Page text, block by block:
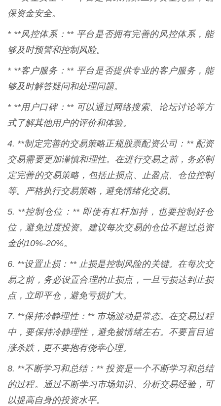
保资金安全。
* **风控体系：** 平台是否拥有完善的风控体系，能
够及时预警和控制风险。
* **客户服务：** 平台是否提供专业的客户服务，能
够及时解答疑问和处理问题。
* **用户口碑：** 可以通过网络搜索、论坛讨论等方
式了解其他用户的评价和体验。
4. **制定完善的交易策略正规股票配资公司：** 配资
交易需要更加谨慎和理性。在进行交易之前，务必制
定完善的交易策略，包括止损点、止盈点、仓位控制
等。严格执行交易策略，避免情绪化交易。
5. **控制仓位：** 即使有杠杆加持，也要控制好仓
位，避免过度投资。建议每次交易的仓位不超过总资
金的10%-20%。
6. **设置止损：** 止损是控制风险的关键。在每次交
易之前，务必设置合理的止损点，一旦亏损达到止损
点，立即平仓，避免亏损扩大。
7. **保持冷静理性：** 市场波动是常态。在交易过程
中，要保持冷静理性，避免被情绪左右。不要盲目追
涨杀跌，更不要抱有侥幸心理。
8. **不断学习和总结：** 投资是一个不断学习和总结
的过程。通过不断学习市场知识、分析交易经验，可
以提高自身的投资水平。